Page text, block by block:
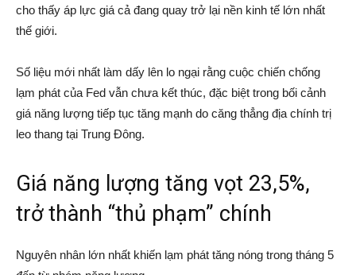
cho thấy áp lực giá cả đang quay trở lại nền kinh tế lớn nhất
thế giới.
Số liệu mới nhất làm dấy lên lo ngại rằng cuộc chiến chống
lạm phát của Fed vẫn chưa kết thúc, đặc biệt trong bối cảnh
giá năng lượng tiếp tục tăng mạnh do căng thẳng địa chính trị
leo thang tại Trung Đông.
Giá năng lượng tăng vọt 23,5%,
trở thành “thủ phạm” chính
Nguyên nhân lớn nhất khiến lạm phát tăng nóng trong tháng 5